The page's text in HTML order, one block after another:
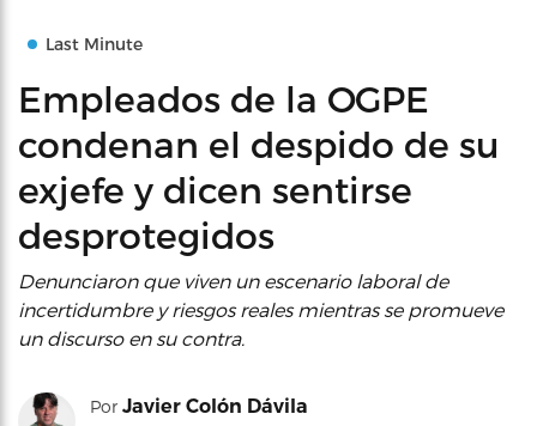
Last Minute
Empleados de la OGPE
condenan el despido de su
exjefe y dicen sentirse
desprotegidos
Denunciaron que viven un escenario laboral de
incertidumbre y riesgos reales mientras se promueve
un discurso en su contra.
Por Javier Colón Dávila